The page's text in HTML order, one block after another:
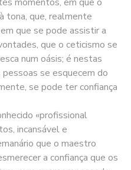
tona, que, realmente
que se pode assistir a
que o ceticismo se
num oásis; é nestas
pessoas se esquecem do
se pode ter confiança
«profissional
incansável e
que o maestro
a confiança que os